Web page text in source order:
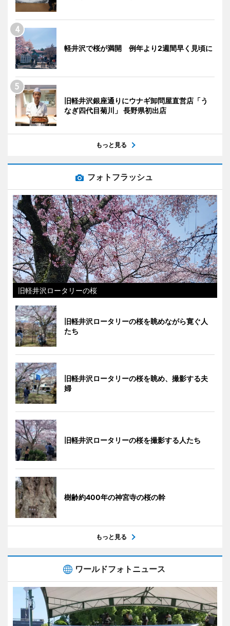
軽井沢で桜が満開 例年より2週間早く見頃に
旧軽井沢銀座通りにウナギ卸問屋直営店「う
なぎ四代目菊川」 長野県初出店
もっと見る
フォトフラッシュ
旧軽井沢ロータリーの桜
旧軽井沢ロータリーの桜を眺めながら寛ぐ人
たち
旧軽井沢ロータリーの桜を眺め、撮影する夫
婦
旧軽井沢ロータリーの桜を撮影する人たち
樹齢約400年の神宮寺の桜の幹
もっと見る
ワールドフォトニュース